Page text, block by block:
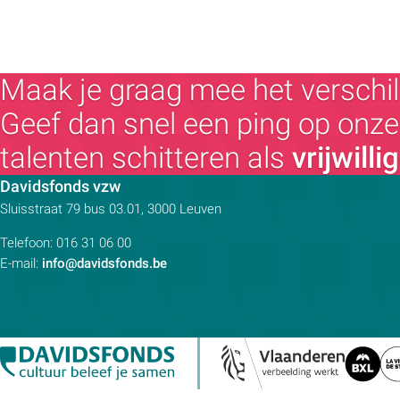
Meerdaagse uitstap
Ontmoeting met receptie
Voorstelling (theater, literatuur, film,...)
Wandeling
Wandeling met gids
Webinar
Workshop
Zomercursus
Maak je graag mee het
Geef dan snel een ping op
talenten schitteren als
Davidsfonds vzwContactpersoon:
Adres:
Sluisstraat 79 bus 03.01, 3000 Leuven
Telefoon: 016 31 06 00
E-mail: info@davidsfonds.be